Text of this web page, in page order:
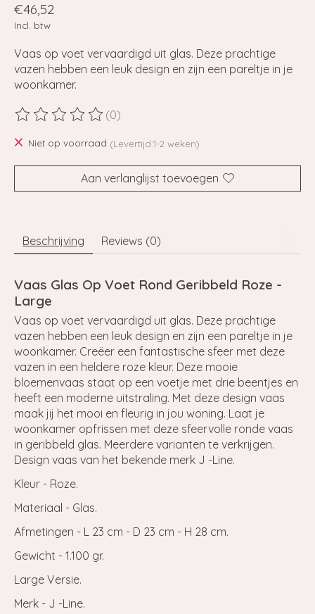
€46,52
Incl. btw
Vaas op voet vervaardigd uit glas. Deze prachtige
vazen hebben een leuk design en zijn een pareltje in je
woonkamer.
De beoordeling van dit product is
(0)
Niet op voorraad (Levertijd:1-2 weken)
Aan verlanglijst toevoegen
Beschrijving Reviews (0)
Vaas Glas Op Voet Rond Geribbeld Roze -
Large
Vaas op voet vervaardigd uit glas. Deze prachtige
vazen hebben een leuk design en zijn een pareltje in je
woonkamer. Creëer een fantastische sfeer met deze
vazen in een heldere roze kleur. Deze mooie
bloemenvaas staat op een voetje met drie beentjes en
heeft een moderne uitstraling. Met deze design vaas
maak jij het mooi en fleurig in jou woning. Laat je
woonkamer opfrissen met deze sfeervolle ronde vaas
in geribbeld glas. Meerdere varianten te verkrijgen.
Design vaas van het bekende merk J -Line.
Kleur - Roze.
Materiaal - Glas.
Afmetingen - L 23 cm - D 23 cm - H 28 cm.
Gewicht - 1.100 gr.
Large Versie.
Merk - J -Line.